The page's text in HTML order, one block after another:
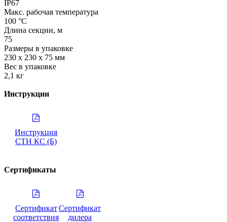
IP67
Макс. рабочая температура
100 °С
Длина секции, м
75
Размеры в упаковке
230 х 230 х 75 мм
Вес в упаковке
2,1 кг
Инструкции
Инструкция
СТН КС (Б)
Сертификаты
Сертификат
соответствия
Сертификат
дилера